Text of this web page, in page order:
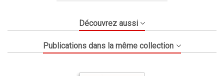
Découvrez aussi
Publications dans la même collection